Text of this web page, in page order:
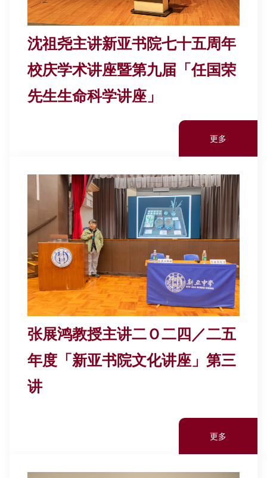
沈祖尧主讲新亚书院七十五周年
校庆学术讲座暨第九届「任国荣
先生生命科学讲座」
更多
张展鸿教授主讲二Ｏ二四／二五
年度「新亚书院文化讲座」第三
讲
更多